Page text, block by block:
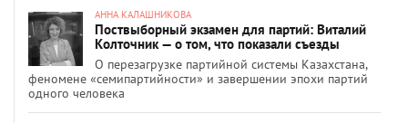
АННА КАЛАШНИКОВА
Поствыборный экзамен для партий: Виталий
Колточник — о том, что показали съезды
О перезагрузке партийной системы Казахстана,
феномене «семипартийности» и завершении эпохи партий
одного человека